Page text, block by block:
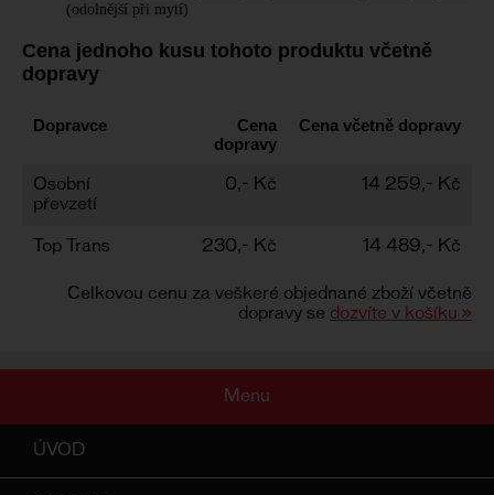
(odolnější při mytí)
Cena jednoho kusu tohoto produktu včetně
dopravy
Dopravce
Cena
dopravy
Cena včetně dopravy
Osobní
převzetí
0,- Kč 14 259,- Kč
Top Trans 230,- Kč 14 489,- Kč
Celkovou cenu za veškeré objednané zboží včetně
dopravy se dozvíte v košíku »
Menu
ÚVOD